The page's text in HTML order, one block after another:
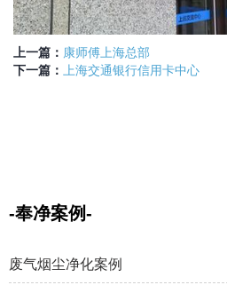
上一篇： 康师傅上海总部
下一篇： 上海交通银行信用卡中心
-奉净案例-
废气烟尘净化案例